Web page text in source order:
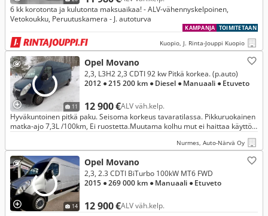
6 kk korotonta ja kulutonta maksuaikaa! - ALV-vähennyskelpoinen,
Vetokoukku, Peruutuskamera - J. autoturva
TOIMITETAAN
KAMPANJA
Kuopio, J. Rinta-Jouppi Kuopio
11
Opel Movano
12 900 €ALV väh.kelp.
2,3, L3H2 2,3 CDTI 92 kw Pitkä korkea. (p.auto)
2012 ● 215 200 km ● Diesel ● Manuaali ● Etuveto
Hyväkuntoinen pitkä paku. Seisoma korkeus tavaratilassa. Pikkuruokainen
matka-ajo 7,3L /100km, Ei ruostetta.Muutama kolhu mut ei haittaa käyttöä.
Nurmes, Auto-Närvä Oy
14
Opel Movano
12 900 €ALV väh.kelp.
2,3, 2.3 CDTI BiTurbo 100kW MT6 FWD
2015 ● 269 000 km ● Manuaali ● Etuveto